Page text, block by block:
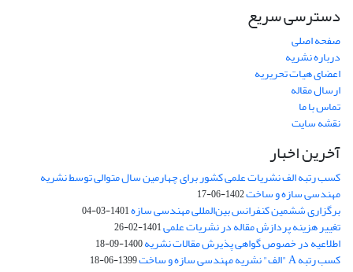
دسترسی سریع
صفحه اصلی
درباره نشریه
اعضای هیات تحریریه
ارسال مقاله
تماس با ما
نقشه سایت
آخرین اخبار
کسب رتبه الف نشریات علمی کشور برای چهارمین سال متوالی توسط نشریه
مهندسی سازه و ساخت1402-06-17
برگزاری ششمین کنفرانس بین‌المللی مهندسی سازه1401-03-04
تغییر هزینه پردازش مقاله در نشریات علمی1401-02-26
اطلاعیه در خصوص گواهی پذیرش مقالات نشریه1400-09-18
کسب رتبه A "الف" نشریه مهندسی سازه و ساخت 1399-06-18